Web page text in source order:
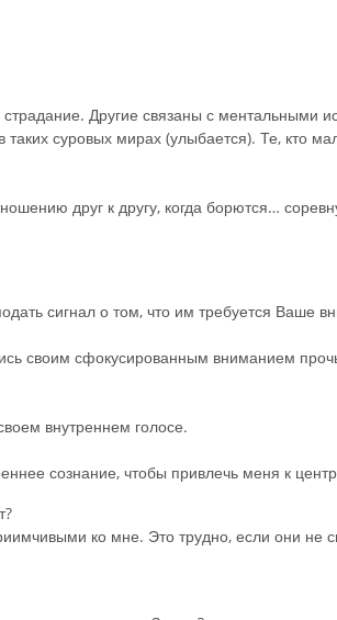
Другие связаны с ментальными
суровых мирах (улыбается). Те, кто
друг к другу, когда борются…
сигнал о том, что им требуется Ваше
своим сфокусированным вниманием
внутреннем голосе.
сознание, чтобы привлечь меня к
ко мне. Это трудно, если они не